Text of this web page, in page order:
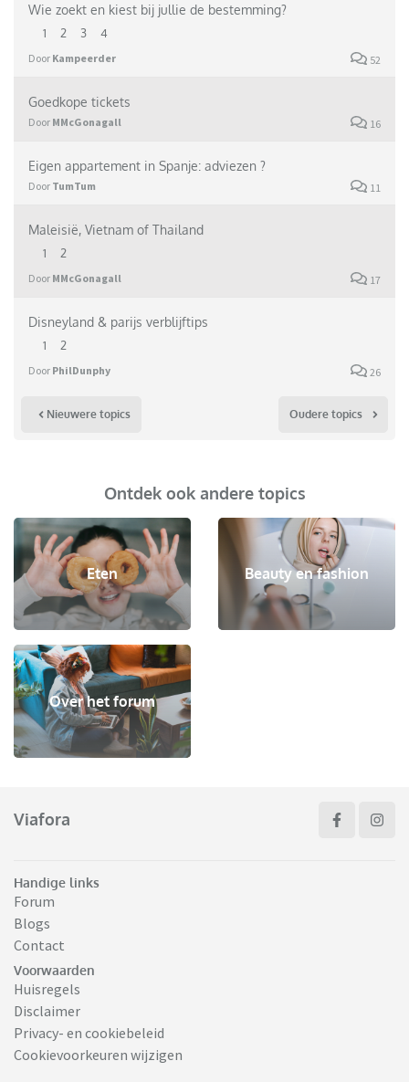
Wie zoekt en kiest bij jullie de bestemming?
1 2 3 4
Door Kampeerder 52
Goedkope tickets
Door MMcGonagall 16
Eigen appartement in Spanje: adviezen ?
Door TumTum 11
Maleisië, Vietnam of Thailand
1 2
Door MMcGonagall 17
Disneyland & parijs verblijftips
1 2
Door PhilDunphy 26
Nieuwere topics Oudere topics
Ontdek ook andere topics
Eten Beauty en fashion
Over het forum
Viafora
Handige links
Forum
Blogs
Contact
Voorwaarden
Huisregels
Disclaimer
Privacy- en cookiebeleid
Cookievoorkeuren wijzigen